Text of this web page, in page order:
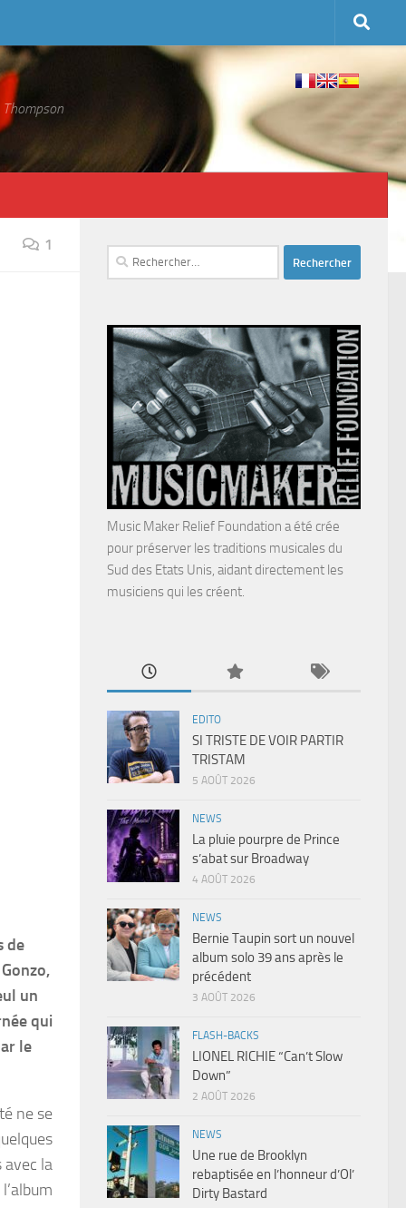
1
de
un
qui
le
ne se
avec la
Rechercher :
Music Maker Relief Foundation a été crée
pour préserver les traditions musicales du
Sud des Etats Unis, aidant directement les
musiciens qui les créent.
EDITO
SI TRISTE DE VOIR PARTIR
TRISTAM
5 AOÛT 2026
NEWS
La pluie pourpre de Prince
s’abat sur Broadway
4 AOÛT 2026
NEWS
Bernie Taupin sort un nouvel
album solo 39 ans après le
précédent
3 AOÛT 2026
FLASH-BACKS
LIONEL RICHIE “Can’t Slow
Down”
2 AOÛT 2026
NEWS
Une rue de Brooklyn
rebaptisée en l’honneur d’Ol’
Dirty Bastard